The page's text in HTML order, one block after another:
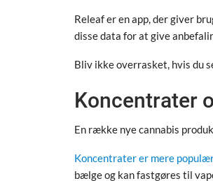
Releaf er en app, der giver
disse data for at give
Bliv ikke overrasket, hvis du
Koncentrater
En række nye cannabis
Koncentrater er mere
bælge og kan fastgøres til